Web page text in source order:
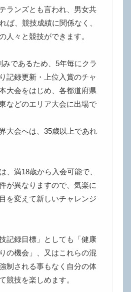
ランズとも言われ、男女共
ば、競技成績に関係なく、
人々と競技ができます。
であるため、5年毎にクラ
記録更新・上位入賞のチャ
大会をはじめ、各都道府県
などのエリア大会に出場で
大会へは、35歳以上であれ
、満18歳から入会可能で、
が異なりますので、気楽に
を変えて新しいチャレンジ
記録目標」としても「健康
の機会」、又はこれらの混
制される事もなく自分の体
競技を楽しめます。